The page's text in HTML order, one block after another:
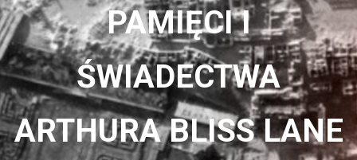
PAMIĘCI I
ŚWIADECTWA
ARTHURA BLISS LANE